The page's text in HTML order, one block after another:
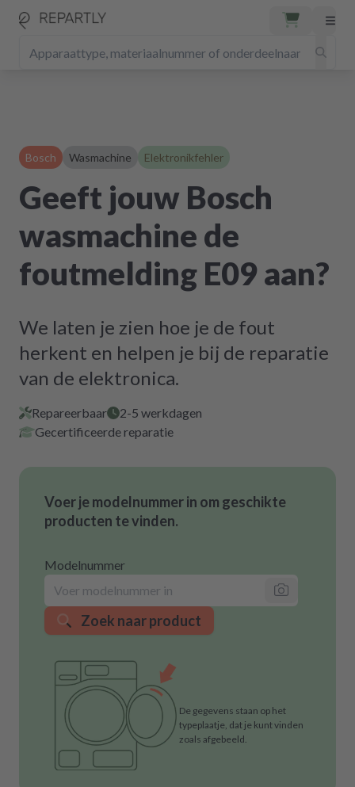
Bosch Wasmachine Elektronikfehler
Geeft jouw Bosch
wasmachine de
foutmelding E09 aan?
We laten je zien hoe je de fout
herkent en helpen je bij de reparatie
van de elektronica.
Repareerbaar
2-5 werkdagen
Gecertificeerde reparatie
Voer je modelnummer in om geschikte
producten te vinden.
Modelnummer
Zoek naar product
De gegevens staan op het
typeplaatje, dat je kunt vinden
zoals afgebeeld.